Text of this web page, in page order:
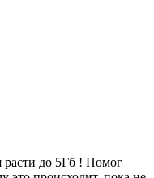
расти до 5Гб ! Помог